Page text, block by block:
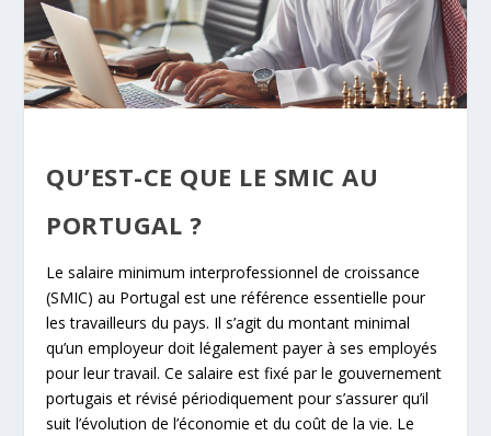
QU’EST-CE QUE LE SMIC AU
PORTUGAL ?
Le salaire minimum interprofessionnel de croissance
(SMIC) au Portugal est une référence essentielle pour
les travailleurs du pays. Il s’agit du montant minimal
qu’un employeur doit légalement payer à ses employés
pour leur travail. Ce salaire est fixé par le gouvernement
portugais et révisé périodiquement pour s’assurer qu’il
suit l’évolution de l’économie et du coût de la vie. Le